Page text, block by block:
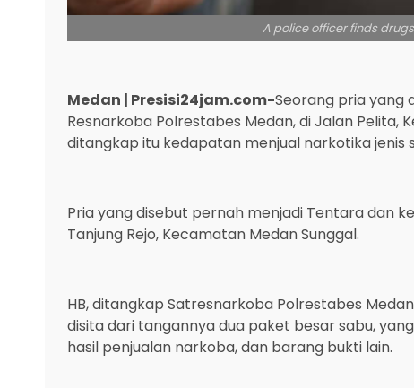
A police officer finds
Medan | Presisi24jam.com-Seorang pria yang
Resnarkoba Polrestabes Medan, di Jalan Pelita,
ditangkap itu kedapatan menjual narkotika jenis
Pria yang disebut pernah menjadi Tentara dan
Tanjung Rejo, Kecamatan Medan Sunggal.
HB, ditangkap Satresnarkoba Polrestabes
disita dari tangannya dua paket besar sabu,
hasil penjualan narkoba, dan barang bukti lain.